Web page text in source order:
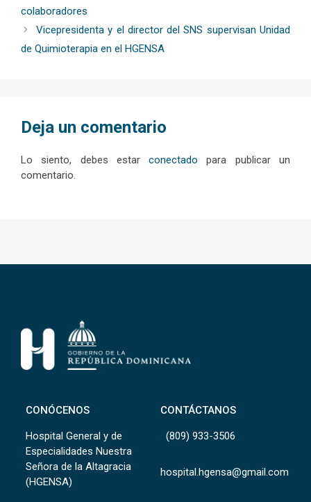
colaboradores
Vicepresidenta y el director del SNS supervisan Unidad
de Quimioterapia en el HGENSA
Deja un comentario
Lo siento, debes estarconectado para publicar un
comentario.
CONÓCENOS
Hospital General y de
Especialidades Nuestra
Señora de la Altagracia
(HGENSA)
CONTÁCTANOS
(809) 933-3506
hospital.hgensa@gmail.com